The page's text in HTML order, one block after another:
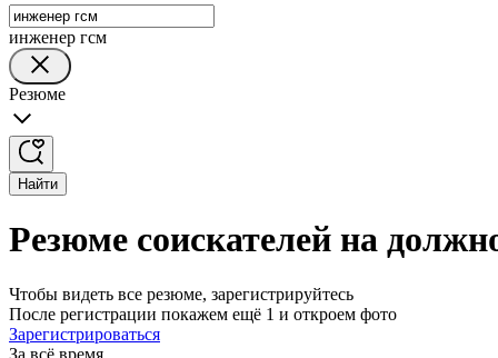
инженер гсм
Резюме
Найти
Резюме соискателей на
Чтобы видеть все резюме, зарегистрируйтесь
После регистрации покажем ещё 1 и откроем фото
Зарегистрироваться
За всё время